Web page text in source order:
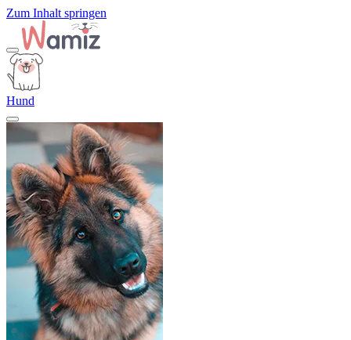
Zum Inhalt springen
Hund